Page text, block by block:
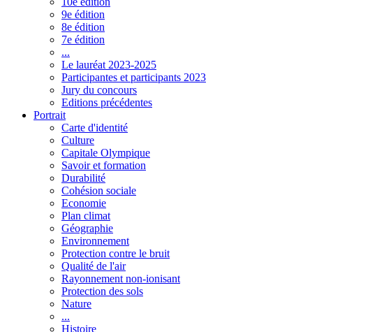
9e édition
8e édition
7e édition
...
Le lauréat 2023-2025
Participantes et participants 2023
Jury du concours
Editions précédentes
Portrait
Carte d'identité
Culture
Capitale Olympique
Savoir et formation
Durabilité
Cohésion sociale
Economie
Plan climat
Géographie
Environnement
Protection contre le bruit
Qualité de l'air
Rayonnement non-ionisant
Protection des sols
Nature
...
Histoire